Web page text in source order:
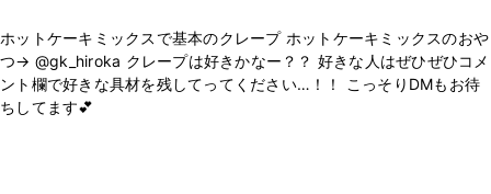
ホットケーキミックスで基本のクレープ ホットケーキミックスのおや
つ→ @gk_hiroka クレープは好きかなー？？ 好きな人はぜひぜひコメ
ント欄で好きな具材を残してってください…！！ こっそりDMもお待
ちしてます💕